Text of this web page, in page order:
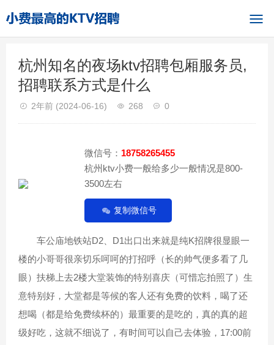
杭州知名的夜场ktv招聘包厢服务员,
招聘联系方式是什么
2年前 (2024-06-16) 268 0
微信号： 18758265455
杭州ktv小费一般给多少一般情况是800-
3500左右
复制微信号
车公庙地铁站D2、D1出口出来就是纯K招牌很显眼一
楼的小哥哥很亲切乐呵呵的打招呼（长的帅气便多看了几
眼）扶梯上去2楼大堂装饰的特别喜庆（可惜忘拍照了）生
意特别好，大堂都是等候的客人还有免费的饮料，喝了还
想喝（都是给免费续杯的）最重要的是吃的，真的真的超
级好吃，这就不细说了，有时间可以自己去体验，17:00前